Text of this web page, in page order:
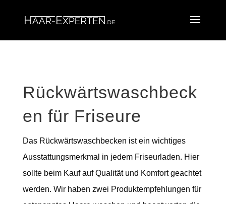
Rückwärtswaschbeck
en für Friseure
Das Rückwärtswaschbecken ist ein wichtiges
Ausstattungsmerkmal in jedem Friseurladen. Hier
sollte beim Kauf auf Qualität und Komfort geachtet
werden. Wir haben zwei Produktempfehlungen für